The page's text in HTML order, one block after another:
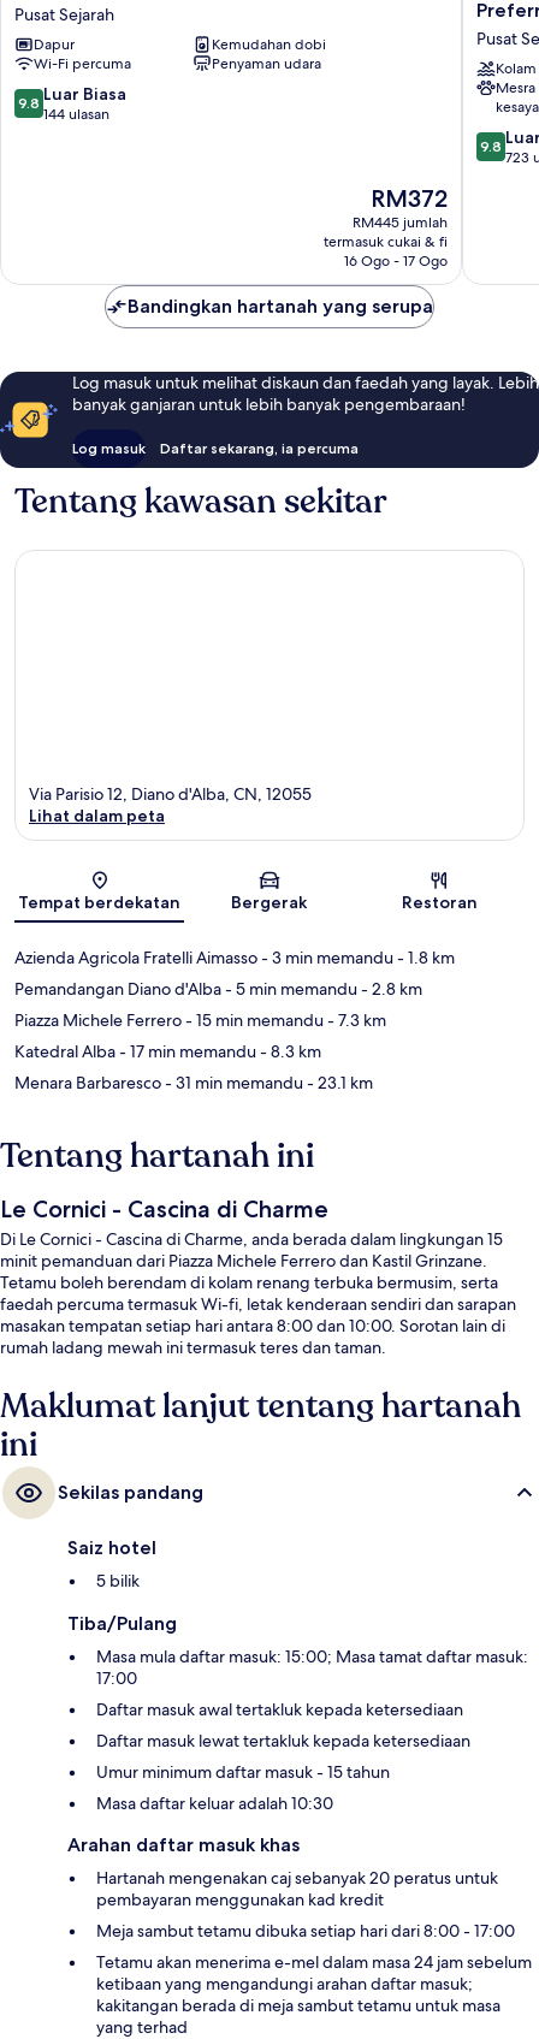
Mate
Torino
Centro
Pusat
Sejarah
Pusat Sejarah
Dapur
Kemudahan dobi
Wi-Fi percuma
Penyaman udara
9.8
daripada
9.8 Luar Biasa
144 ulasan
Harga
ialah
RM372
RM372
RM445 jumlah
termasuk cukai & fi
16 Ogo - 17 Ogo
di
|
UNA
Hotels
Pusat
9.8
9.8
723
Bandingkan hartanah yang serupa
Log masuk untuk melihat diskaun dan faedah yang layak. Lebih
banyak ganjaran untuk lebih banyak pengembaraan!
Log masuk Daftar sekarang, ia percuma
Tentang kawasan sekitar
Peta
Via Parisio 12, Diano d'Alba, CN, 12055
Lihat dalam peta
Tempat berdekatan Bergerak Restoran
Azienda Agricola Fratelli Aimasso- 3 min memandu- 1.8 km
Pemandangan Diano d'Alba- 5 min memandu- 2.8 km
Piazza Michele Ferrero- 15 min memandu- 7.3 km
Katedral Alba- 17 min memandu- 8.3 km
Menara Barbaresco- 31 min memandu- 23.1 km
Tentang hartanah ini
Le Cornici - Cascina di Charme
Di Le Cornici - Cascina di Charme, anda berada dalam lingkungan 15
minit pemanduan dari Piazza Michele Ferrero dan Kastil Grinzane.
Tetamu boleh berendam di kolam renang terbuka bermusim, serta
faedah percuma termasuk Wi-fi, letak kenderaan sendiri dan sarapan
masakan tempatan setiap hari antara 8:00 dan 10:00. Sorotan lain di
rumah ladang mewah ini termasuk teres dan taman.
Maklumat lanjut tentang hartanah
ini
Sekilas pandang
Saiz hotel
5 bilik
Tiba/Pulang
Masa mula daftar masuk: 15:00; Masa tamat daftar masuk:
17:00
Daftar masuk awal tertakluk kepada ketersediaan
Daftar masuk lewat tertakluk kepada ketersediaan
Umur minimum daftar masuk - 15 tahun
Masa daftar keluar adalah 10:30
Arahan daftar masuk khas
Hartanah mengenakan caj sebanyak 20 peratus untuk
pembayaran menggunakan kad kredit
Meja sambut tetamu dibuka setiap hari dari 8:00 - 17:00
Tetamu akan menerima e-mel dalam masa 24 jam sebelum
ketibaan yang mengandungi arahan daftar masuk;
kakitangan berada di meja sambut tetamu untuk masa
yang terhad